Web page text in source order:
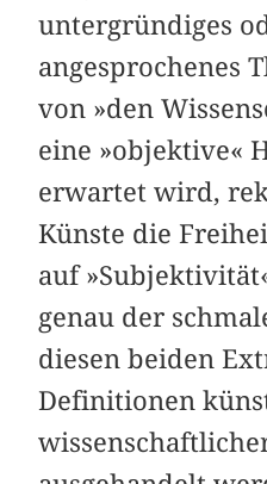
untergründiges
angesprochenes
von »den
eine »objektive«
erwartet wird,
Künste die
auf
genau der
diesen beiden
Definitionen